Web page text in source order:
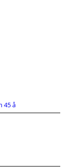
45 å